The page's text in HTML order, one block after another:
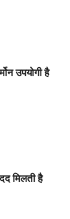
उपयोगी है
मिलती है